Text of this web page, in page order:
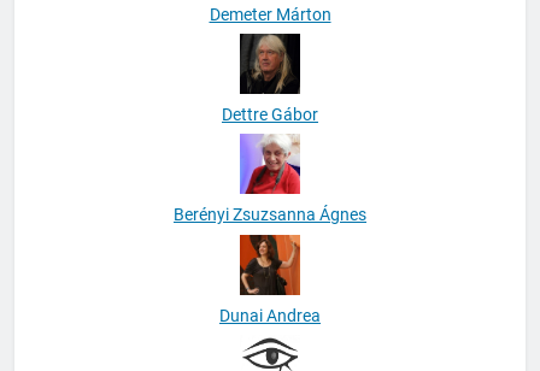
Demeter Márton
Dettre Gábor
Berényi Zsuzsanna Ágnes
Dunai Andrea